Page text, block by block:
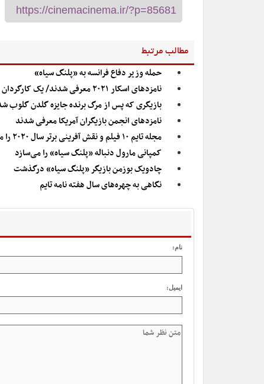
مطالب مرتبط
حمله وزیر دفاع فرانسه به «پلنگ سیاه»
نامزدهای اسکار ۲۰۲۱ معرفی شدند/ یک کارگردان ایرانی-آمریکایی در جمع نامزدها
بازیگری که پس از مرگ برنده جایزه گلدن گلوب
نامزدهای انجمن بازیگران آمریکا معرفی شدند
مجله تایم ۱۰ فیلم و نقش آفرینی برتر سال ۲۰۲۰ را معرفی کرد
کمپانی مارول دنباله «پلنگ سیاه» را می‌سازد
چادویک بوزمن بازیگر «پلنگ سیاه» درگذشت
نگاهی به چهره‌های سال هفته نامه تایم
نام:
ایمیل: